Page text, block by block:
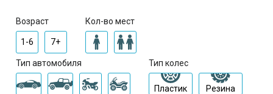
Возраст
1-6 7+
Кол-во мест
Тип автомобиля Тип колес
Пластик
Резина